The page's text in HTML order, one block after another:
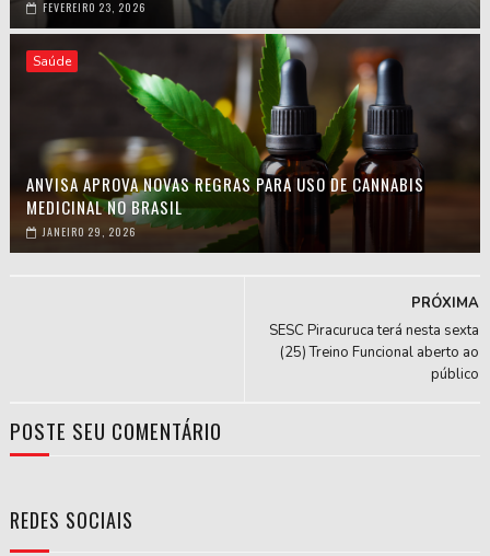
FEVEREIRO 23, 2026
Saúde
ANVISA APROVA NOVAS REGRAS PARA USO DE CANNABIS
MEDICINAL NO BRASIL
JANEIRO 29, 2026
PRÓXIMA
SESC Piracuruca terá nesta sexta
(25) Treino Funcional aberto ao
público
POSTE SEU COMENTÁRIO
REDES SOCIAIS